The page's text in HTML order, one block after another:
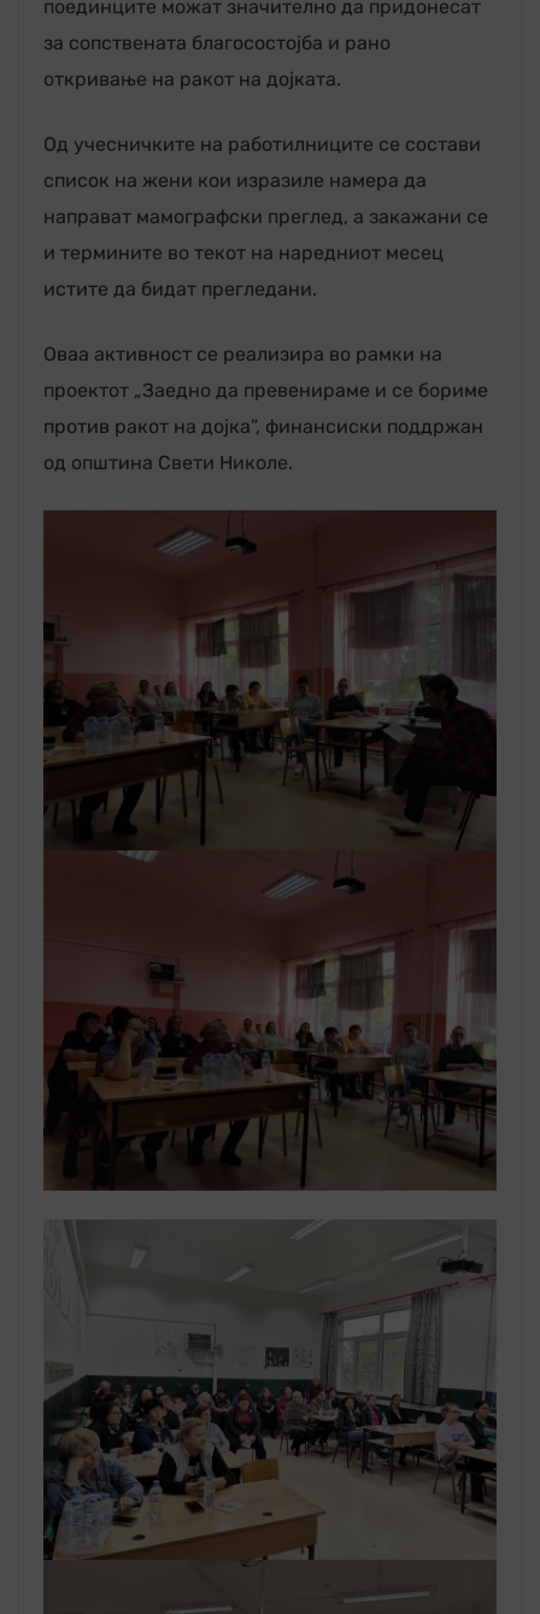
поединците можат значително да придонесат
за сопствената благосостојба и рано
откривање на ракот на дојката.
Од учесничките на работилниците се состави
список на жени кои изразиле намера да
направат мамографски преглед, а закажани се
и термините во текот на наредниот месец
истите да бидат прегледани.
Оваа активност се реализира во рамки на
проектот „Заедно да превенираме и се бориме
против ракот на дојка”, финансиски поддржан
од општина Свети Николе.